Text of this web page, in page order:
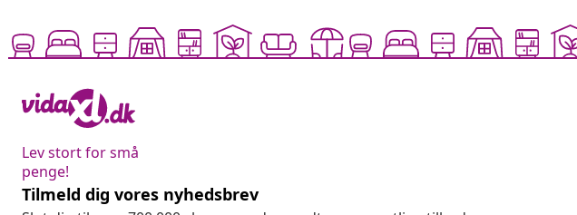
Lev stort for små
penge!
Tilmeld dig vores nyhedsbrev